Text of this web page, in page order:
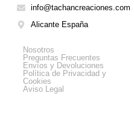
info@tachancreaciones.com
Alicante España
Nosotros
Preguntas Frecuentes
Envíos y Devoluciones
Política de Privacidad y
Cookies
Aviso Legal